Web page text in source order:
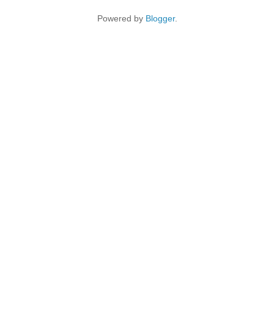
Powered by Blogger.